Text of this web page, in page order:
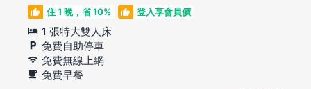
住 1 晚，省 10% 登入享會員價
1 張特大雙人床
免費自助停車
免費無線上網
免費早餐